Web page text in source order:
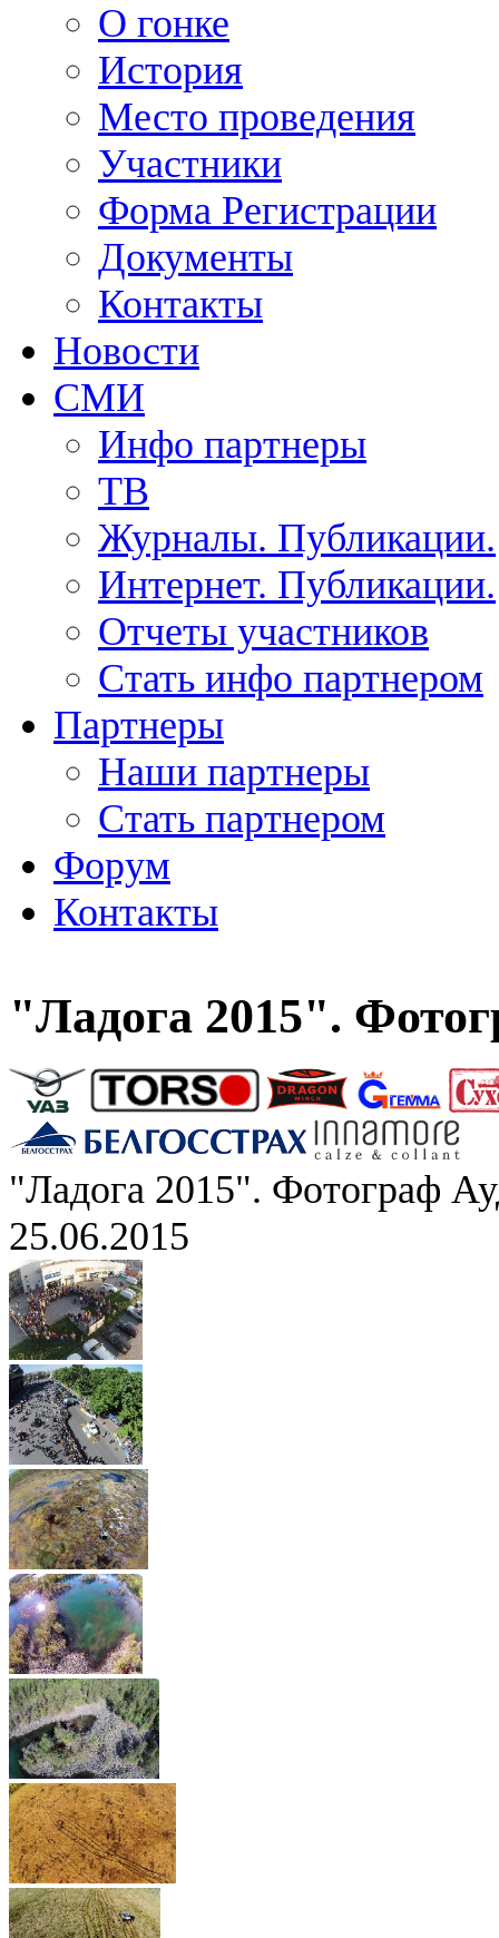
О гонке
История
Место проведения
Участники
Форма Регистрации
Документы
Контакты
Новости
СМИ
Инфо партнеры
ТВ
Журналы. Публикации.
Интернет. Публикации.
Отчеты участников
Стать инфо партнером
Партнеры
Наши партнеры
Стать партнером
Форум
Контакты
"Ладога 2015".
"Ладога 2015". Фотограф
25.06.2015